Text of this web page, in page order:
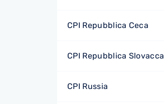
CPI Repubblica Ceca
CPI Repubblica Slovacca
CPI Russia